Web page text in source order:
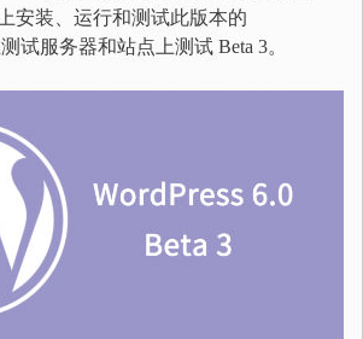
安装、运行和测试此版本的
试服务器和站点上测试 Beta 3。